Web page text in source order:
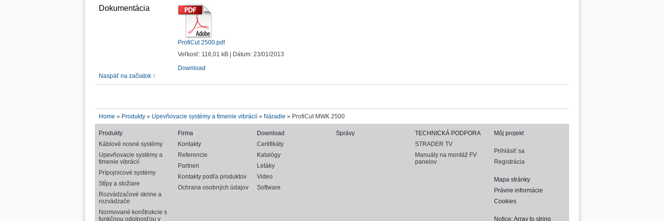
Dokumentácia
ProfiCut 2500.pdf
Veľkosť: 116,01 kB | Dátum: 23/01/2013
Download
Naspäť na začiatok ↑
Home » Produkty » Upevňovacie systémy a tlmenie vibrácií » Náradie » ProfiCut MWK 2500
Produkty
Káblové nosné systémy
Upevňovacie systémy a
tlmenie vibrácií
Prípojnicové systémy
Stĺpy a stožiare
Rozvádzačové skrine a
rozvádzače
Normované konštrukcie s
funkčnou odolnosťou v
Firma
Kontakty
Referencie
Partneri
Kontakty podľa produktov
Ochrana osobných údajov
Download
Certifikáty
Katalógy
Letáky
Video
Software
Správy
TECHNICKÁ PODPORA
STRADER TV
Manuály na montáž FV
panelov
Môj projekt
Prihlásiť sa
Registrácia
Mapa stránky
Právne informácie
Cookies
Notice: Array to string